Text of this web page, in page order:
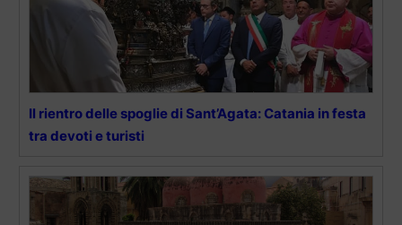
Il rientro delle spoglie di Sant’Agata: Catania in festa
tra devoti e turisti